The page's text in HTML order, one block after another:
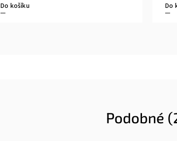
Do košíku Do
Podobné